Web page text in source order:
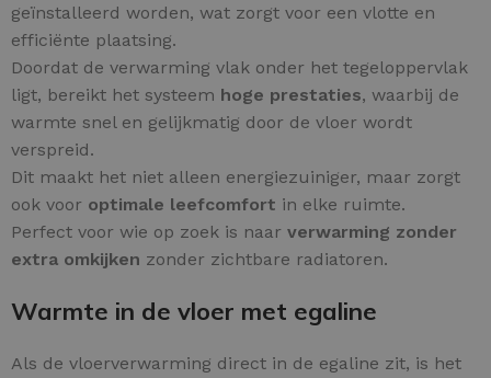
geïnstalleerd worden, wat zorgt voor een vlotte en
efficiënte plaatsing.
Doordat de verwarming vlak onder het tegeloppervlak
ligt, bereikt het systeem hoge prestaties, waarbij de
warmte snel en gelijkmatig door de vloer wordt
verspreid.
Dit maakt het niet alleen energiezuiniger, maar zorgt
ook voor optimale leefcomfort in elke ruimte.
Perfect voor wie op zoek is naar verwarming zonder
extra omkijken zonder zichtbare radiatoren.
Warmte in de vloer met egaline
Als de vloerverwarming direct in de egaline zit, is het